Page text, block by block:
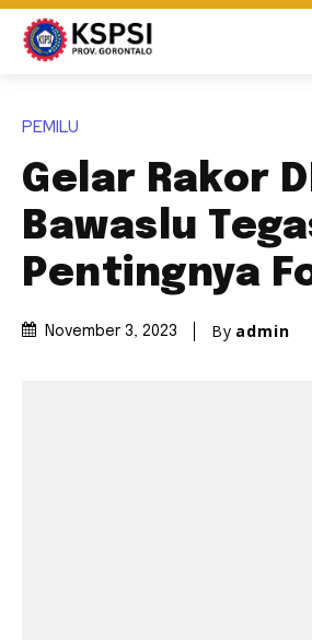
PEMILU
Gelar Rakor
Bawaslu
Pentingnya
November 3, 2023 By admin